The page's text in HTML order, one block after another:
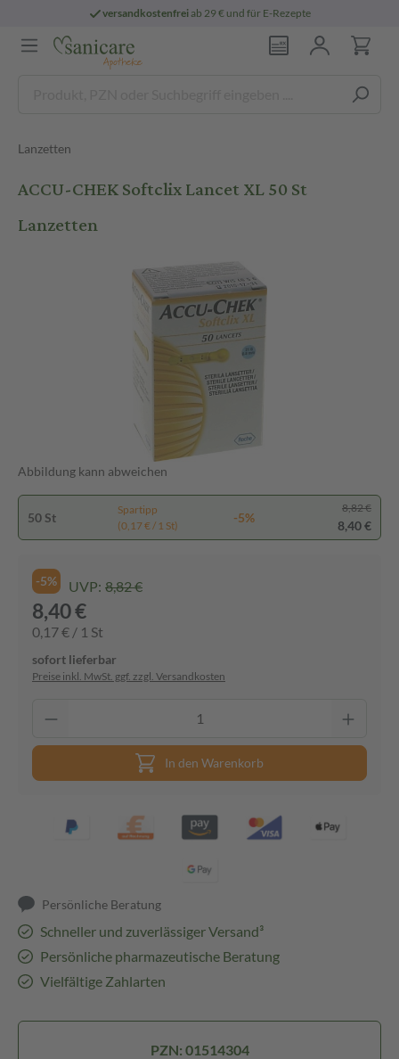
versandkostenfreiab 29 € und für E-Rezepte
Lanzetten
ACCU-CHEK Softclix Lancet XL 50 St
Lanzetten
Abbildung kann abweichen
50 St
Spartipp
(0,17 € / 1 St)
-5%
8,82 €
8,40 €
-5% UVP: 8,82 €
8,40 €
0,17 € / 1 St
sofort lieferbar
Preise inkl. MwSt. ggf. zzgl. Versandkosten
In den Warenkorb
Persönliche Beratung
Schneller und zuverlässiger Versand³
Persönliche pharmazeutische Beratung
Vielfältige Zahlarten
PZN: 01514304